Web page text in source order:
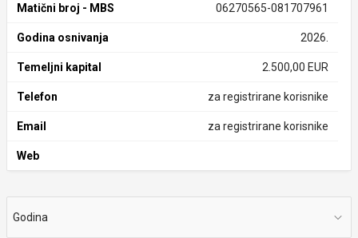
Matični broj - MBS 06270565-081707961
Godina osnivanja 2026.
Temeljni kapital 2.500,00 EUR
Telefon za registrirane korisnike
Email za registrirane korisnike
Web
Godina